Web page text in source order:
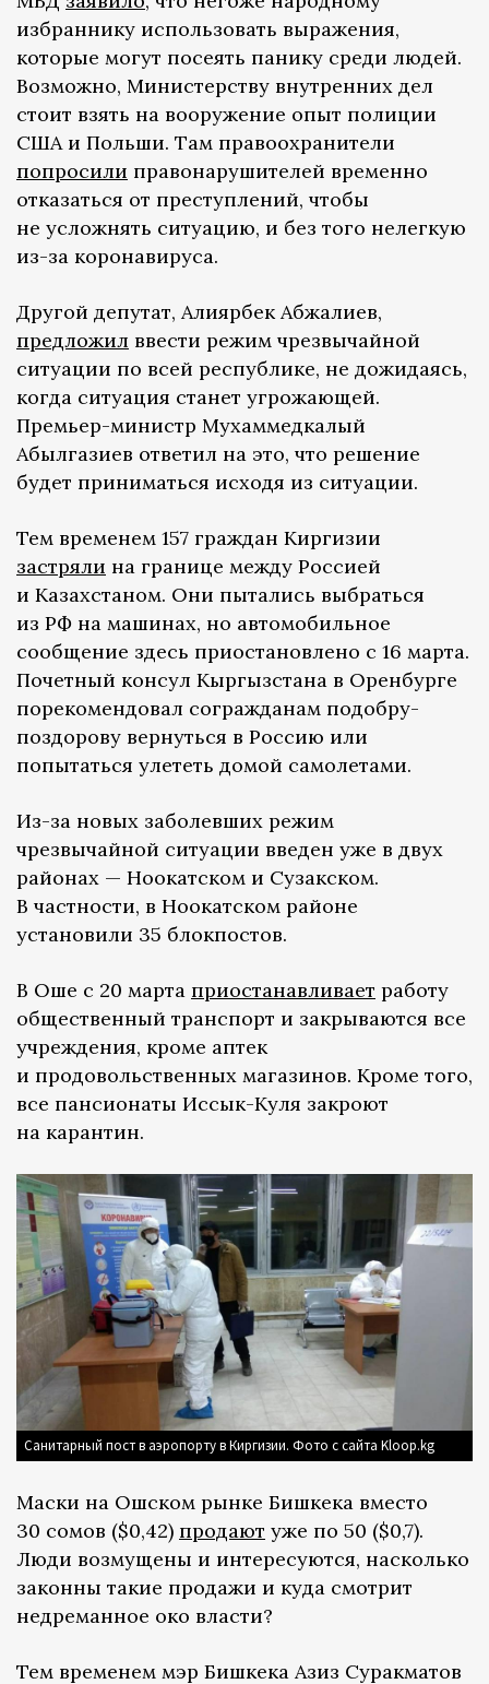
избраннику использовать выражения,
которые могут посеять панику среди людей.
Возможно, Министерству внутренних дел
стоит взять на вооружение опыт полиции
США и Польши. Там правоохранители
попросили правонарушителей временно
отказаться от преступлений, чтобы
не усложнять ситуацию, и без того нелегкую
из-за коронавируса.
Другой депутат, Алиярбек Абжалиев,
предложил ввести режим чрезвычайной
ситуации по всей республике, не дожидаясь,
когда ситуация станет угрожающей.
Премьер-министр Мухаммедкалый
Абылгазиев ответил на это, что решение
будет приниматься исходя из ситуации.
Тем временем 157 граждан Киргизии
застряли на границе между Россией
и Казахстаном. Они пытались выбраться
из РФ на машинах, но автомобильное
сообщение здесь приостановлено с 16 марта.
Почетный консул Кыргызстана в Оренбурге
порекомендовал согражданам подобру-
поздорову вернуться в Россию или
попытаться улететь домой самолетами.
Из-за новых заболевших режим
чрезвычайной ситуации введен уже в двух
районах — Ноокатском и Сузакском.
В частности, в Ноокатском районе
установили 35 блокпостов.
В Оше с 20 марта приостанавливает работу
общественный транспорт и закрываются все
учреждения, кроме аптек
и продовольственных магазинов. Кроме того,
все пансионаты Иссык-Куля закроют
на карантин.
Санитарный пост в аэропорту в Киргизии. Фото с сайта Kloop.kg
Маски на Ошском рынке Бишкека вместо
30 сомов ($0,42) продают уже по 50 ($0,7).
Люди возмущены и интересуются, насколько
законны такие продажи и куда смотрит
недреманное око власти?
Тем временем мэр Бишкека Азиз Суракматов